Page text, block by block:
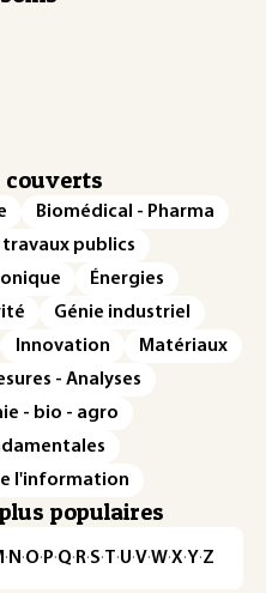
couverts
Biomédical - Pharma
publics
Énergies
Génie industriel
Innovation
Matériaux
- Analyses
- bio - agro
l'information
populaires
· N ·O· P·Q· R·S·T·U·V·W·X·Y·Z